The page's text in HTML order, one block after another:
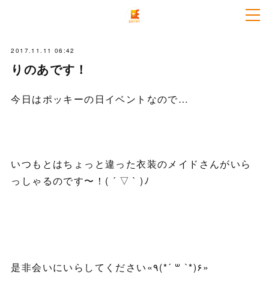
2017.11.11 06:42
りのあです！
今日はポッキーの日イベントなので…
いつもとはちょっと違った衣装のメイドさんがいら
っしゃるのです〜！( ´ ▽ ` )ﾉ
是非会いにいらしてください«٩(*´ ꒳ `*)۶»